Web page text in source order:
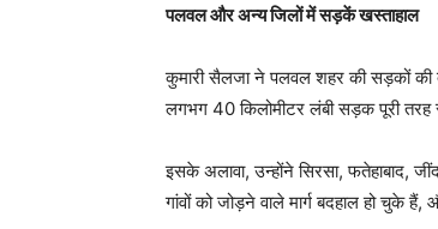
पलवल और अन्य जिलों में सड़कें खस्ताहाल
कुमारी सैलजा ने पलवल शहर की सड़कों की
लगभग 40 किलोमीटर लंबी सड़क पूरी
इसके अलावा, उन्होंने सिरसा, फतेहाबाद,
गांवों को जोड़ने वाले मार्ग बदहाल हो चुके